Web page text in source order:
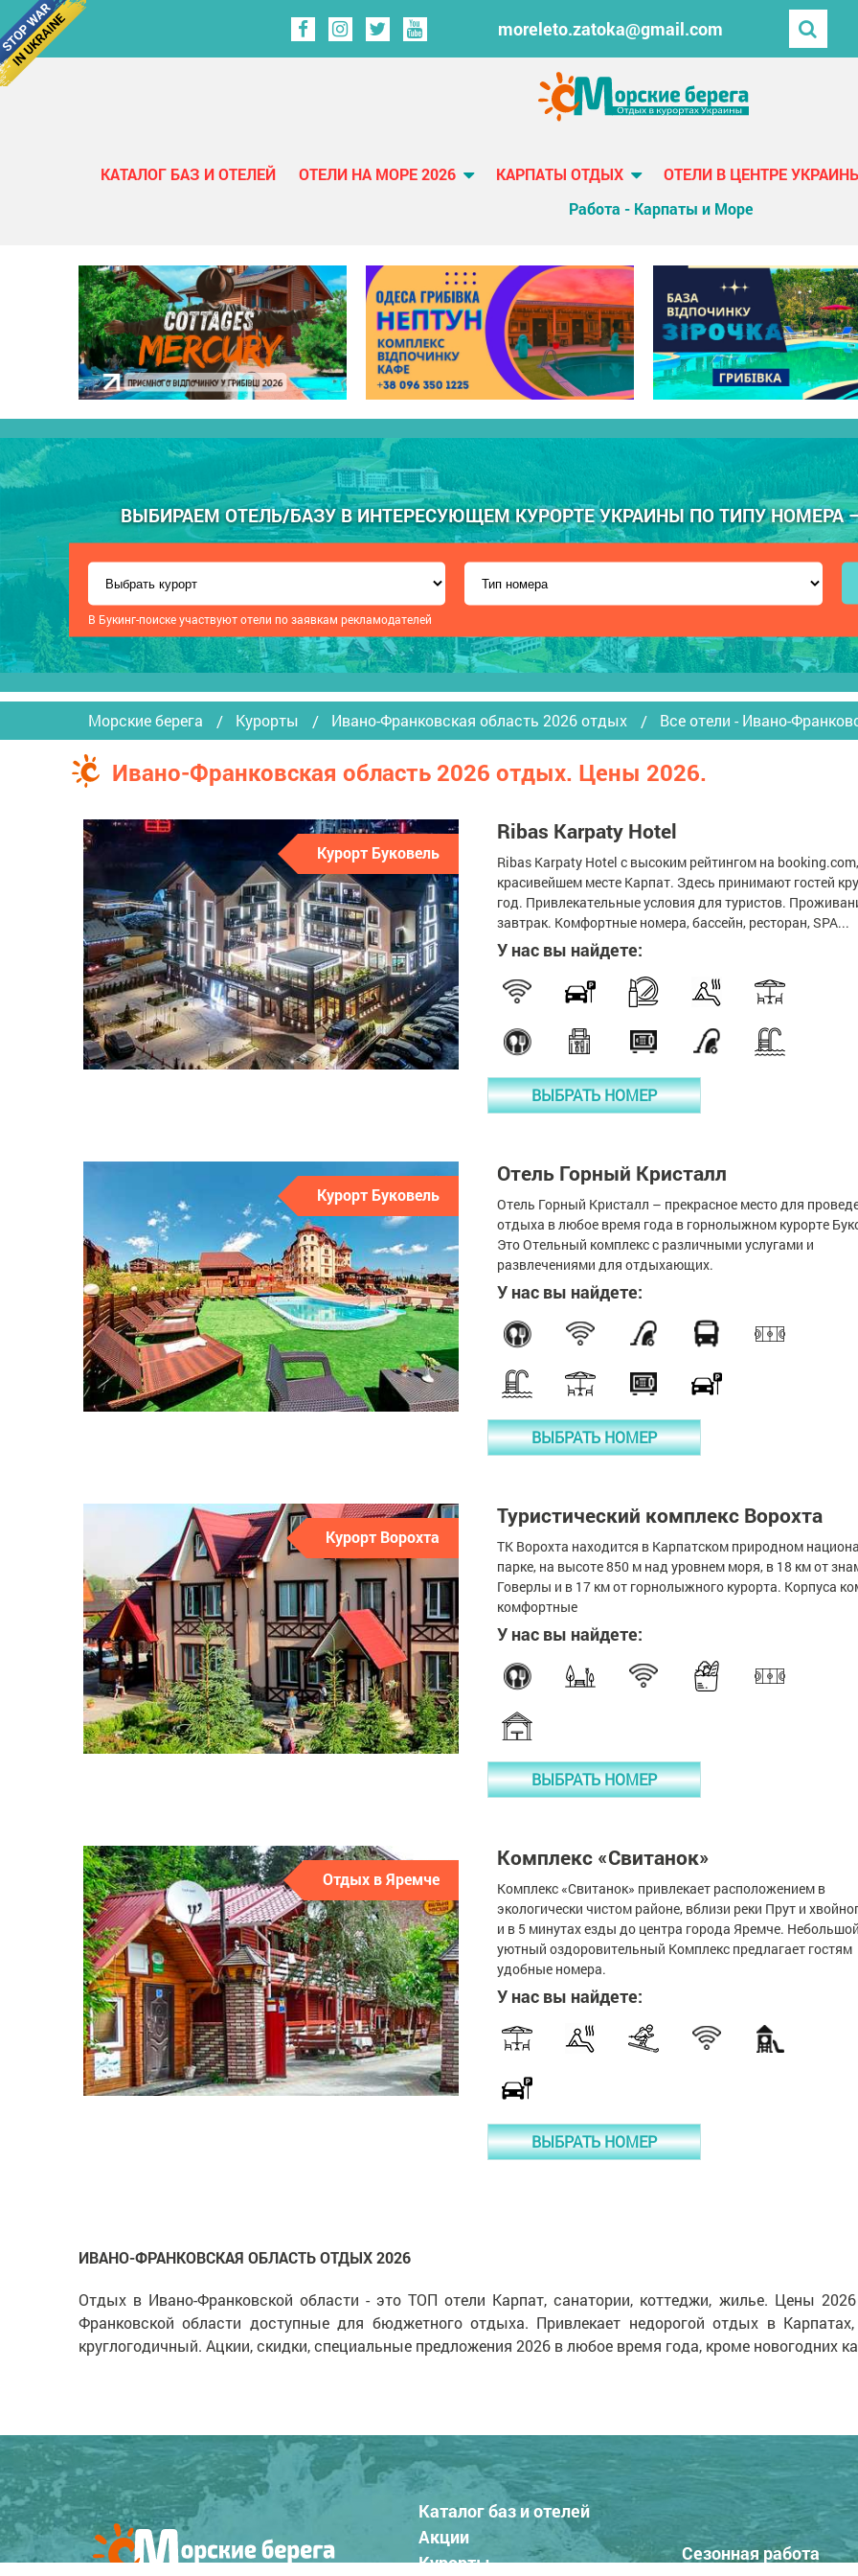
moreleto.zatoka@gmail.com
КАТАЛОГ БАЗ И ОТЕЛЕЙ ОТЕЛИ НА МОРЕ 2026 КАРПАТЫ ОТДЫХ ОТЕЛИ В ЦЕНТРЕ
Работа - Карпаты и Море
ВЫБИРАЕМ ОТЕЛЬ/БАЗУ В ИНТЕРЕСУЮЩЕМ КУРОРТЕ УКРАИНЫ ПО ТИПУ НОМЕРА
В Букинг-поиске участвуют отели по заявкам рекламодателей
Морские берега Курорты Ивано-Франковская область 2026 отдых Все отели - Ивано-
Ивано-Франковская область 2026 отдых. Цены 2026.
Курорт Буковель
Ribas Karpaty Hotel
Ribas Karpaty Hotel с высоким рейтингом на
красивейшем месте Карпат. Здесь принимают гостей
год. Привлекательные условия для туристов.
завтрак. Комфортные номера, бассейн, ресторан, SPA...
У нас вы найдете:
ВЫБРАТЬ НОМЕР
Курорт Буковель
Отель Горный Кристалл
Отель Горный Кристалл – прекрасное место для
отдыха в любое время года в горнолыжном курорте
Это Отельный комплекс с различными услугами и
развлечениями для отдыхающих.
У нас вы найдете:
ВЫБРАТЬ НОМЕР
Курорт Ворохта
Туристический комплекс Ворохта
ТК Ворохта находится в Карпатском природном
парке, на высоте 850 м над уровнем моря, в 18 км от
Говерлы и в 17 км от горнолыжного курорта. Корпуса
комфортные
У нас вы найдете:
ВЫБРАТЬ НОМЕР
Отдых в Яремче
Комплекс «Свитанок»
Комплекс «Свитанок» привлекает расположением в
экологически чистом районе, вблизи реки Прут и
и в 5 минутах езды до центра города Яремче.
уютный оздоровительный Комплекс предлагает гостям
удобные номера.
У нас вы найдете:
ВЫБРАТЬ НОМЕР
ИВАНО-ФРАНКОВСКАЯ ОБЛАСТЬ ОТДЫХ 2026
Отдых в Ивано-Франковской области - это ТОП отели Карпат, санатории, коттеджи, жилье. Цены
Франковской области доступные для бюджетного отдыха. Привлекает недорогой отдых в
круглогодичный. Ацкии, скидки, специальные предложения 2026 в любое время года, кроме новогодних
Каталог баз и отелей
Акции
Курорты
Сезонная работа